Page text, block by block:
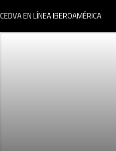
CEDVA EN LÍNEA IBEROAMÉRICA